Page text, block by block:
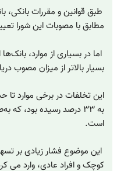
طبق قوانین و مقررات بانکی،
مطابق با مصوبات این شورا
اما در بسیاری از موارد،
بسیار بالاتر از میزان مصوب
این تخلفات در برخی موارد
به ۳۳ درصد رسیده بود،
است.
این موضوع فشار زیادی بر
کوچک و افراد عادی، وارد می